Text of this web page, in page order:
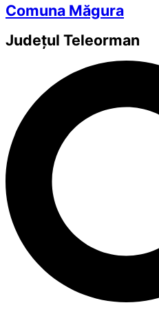
Comuna Măgura
Județul Teleorman